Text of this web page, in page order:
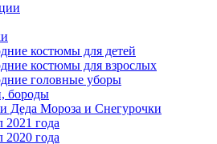
костюмы для детей
костюмы для взрослых
головные уборы
бороды
Деда Мороза и Снегурочки
года
года